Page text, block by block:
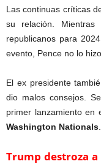
Las continuas críticas
su relación. Mientras
republicanos para
evento, Pence no lo hizo.
El ex presidente
dio malos consejos.
primer lanzamiento en
Washington Nationals
Trump destroza a